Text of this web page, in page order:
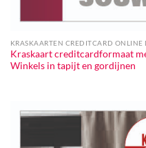
KRASKAARTEN CREDITCARD ONLINE
Kraskaart creditcardformaat
Winkels in tapijt en gordijnen